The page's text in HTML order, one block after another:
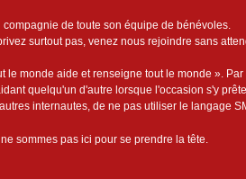
de toute son équipe de bénévoles.
surtout pas, venez nous rejoindre sans
monde aide et renseigne tout le monde ».
quelqu'un d'autre lorsque l'occasion s'y
internautes, de ne pas utiliser le langage
sommes pas ici pour se prendre la tête.